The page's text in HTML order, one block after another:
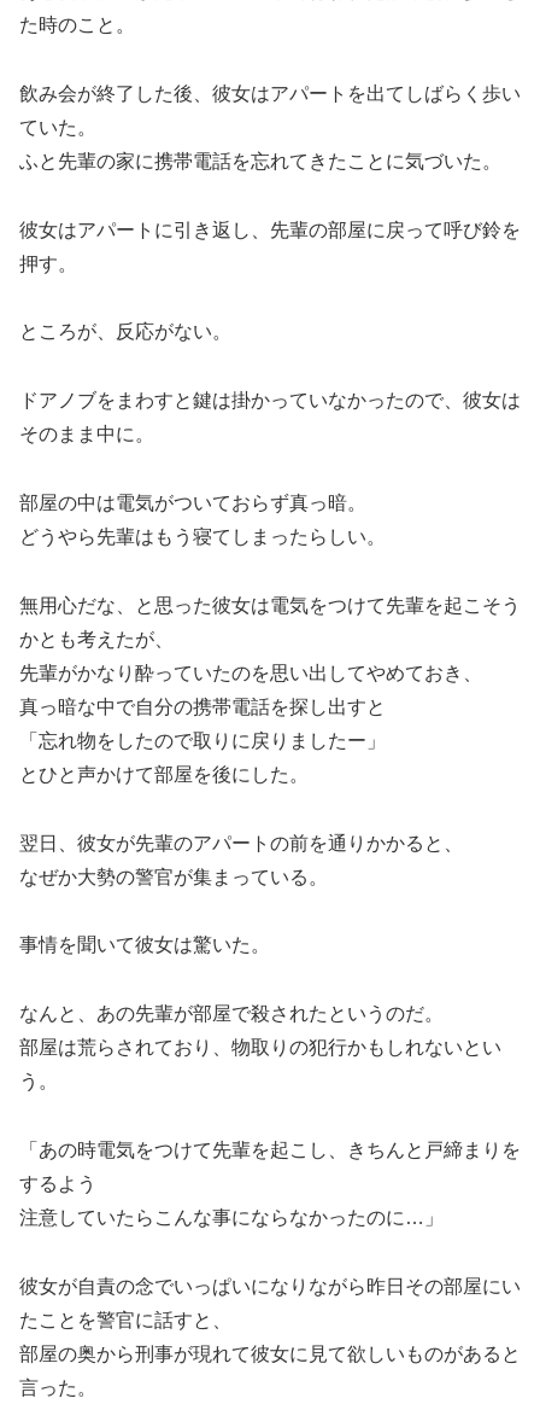
た時のこと。
飲み会が終了した後、彼女はアパートを出てしばらく歩い
ていた。
ふと先輩の家に携帯電話を忘れてきたことに気づいた。
彼女はアパートに引き返し、先輩の部屋に戻って呼び鈴を
押す。
ところが、反応がない。
ドアノブをまわすと鍵は掛かっていなかったので、彼女は
そのまま中に。
部屋の中は電気がついておらず真っ暗。
どうやら先輩はもう寝てしまったらしい。
無用心だな、と思った彼女は電気をつけて先輩を起こそう
かとも考えたが、
先輩がかなり酔っていたのを思い出してやめておき、
真っ暗な中で自分の携帯電話を探し出すと
「忘れ物をしたので取りに戻りましたー」
とひと声かけて部屋を後にした。
翌日、彼女が先輩のアパートの前を通りかかると、
なぜか大勢の警官が集まっている。
事情を聞いて彼女は驚いた。
なんと、あの先輩が部屋で殺されたというのだ。
部屋は荒らされており、物取りの犯行かもしれないとい
う。
「あの時電気をつけて先輩を起こし、きちんと戸締まりを
するよう
注意していたらこんな事にならなかったのに…」
彼女が自責の念でいっぱいになりながら昨日その部屋にい
たことを警官に話すと、
部屋の奥から刑事が現れて彼女に見て欲しいものがあると
言った。